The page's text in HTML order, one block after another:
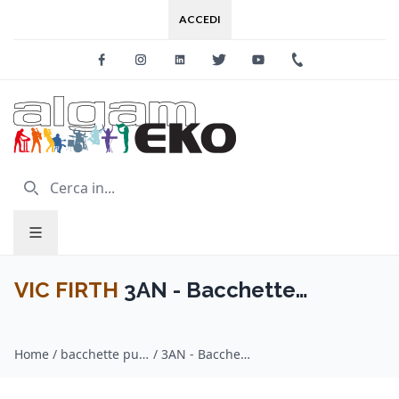
ACCEDI
FacebookInstagramLinkedinTwitter Youtube
VIC FIRTH 3AN - Bacchette
Home / bacchette punta in nylon / VIC FIRTH / 3AN - Bacchette American Classic con punta in nylon